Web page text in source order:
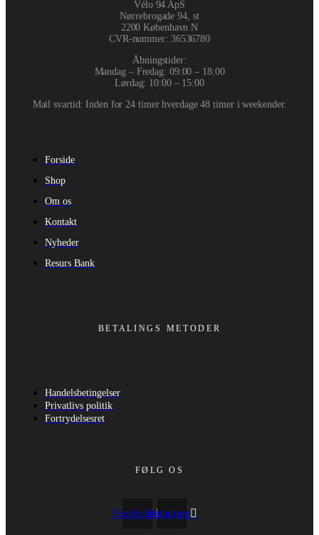
Vélo 94 ApS
Nørrebrogade 94, st
2200 København N
CVR-nummer: 36536780
Åbningstider:
Mandag – Fredag: 09:00 – 18:00
Lørdag: 10:00 – 15:00
Mail svartid: Inden for 24 timer hverdage 48 timer i weekender.
Forside
Shop
Om os
Kontakt
Nyheder
Resurs Bank
BETALINGS METODER
Handelsbetingelser
Privatlivs politik
Fortrydelsesret
FØLG OS
FacebookInstagram